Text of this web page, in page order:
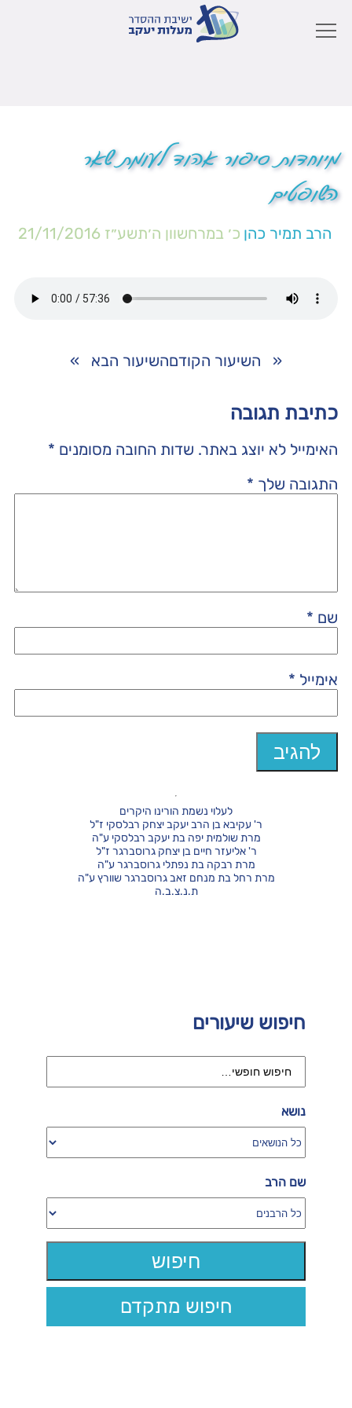
מיוחדות סיפור אהוד לעומת שאר
השופטים
הרב תמיר כהן כ׳ במרחשוון ה׳תשע״ז 21/11/2016
« השיעור הקודםהשיעור הבא »
כתיבת תגובה
האימייל לא יוצג באתר. שדות החובה מסומנים *
התגובה שלך *
שם *
אימייל *
חיפוש שיעורים
נושא
שם הרב
חיפוש מתקדם
לעלוי נשמת הורינו היקרים
ר' עקיבא בן הרב יעקב יצחק רבלסקי ז"ל
מרת שולמית יפה בת יעקב רבלסקי ע"ה
ר' אליעזר חיים בן יצחק גרוסברגר ז"ל
מרת רבקה בת נפתלי גרוסברגר ע"ה
מרת רחל בת מנחם זאב גרוסברגר שוורץ ע"ה
ת.נ.צ.ב.ה